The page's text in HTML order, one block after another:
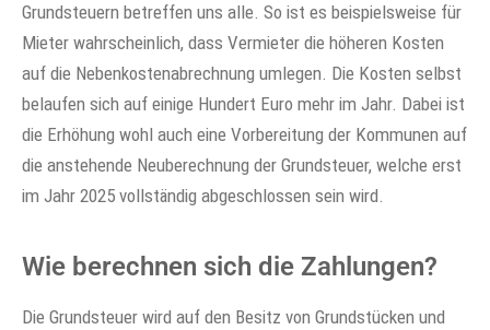
Grundsteuern betreffen uns alle. So ist es beispielsweise für
Mieter wahrscheinlich, dass Vermieter die höheren Kosten
auf die Nebenkostenabrechnung umlegen. Die Kosten selbst
belaufen sich auf einige Hundert Euro mehr im Jahr. Dabei ist
die Erhöhung wohl auch eine Vorbereitung der Kommunen auf
die anstehende Neuberechnung der Grundsteuer, welche erst
im Jahr 2025 vollständig abgeschlossen sein wird.
Wie berechnen sich die Zahlungen?
Die Grundsteuer wird auf den Besitz von Grundstücken und